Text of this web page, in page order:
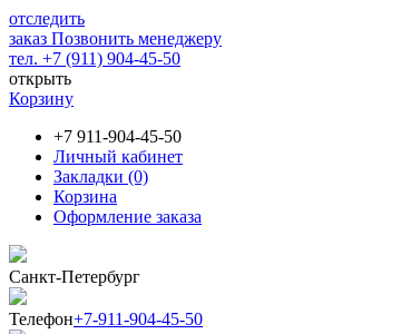
отследить
заказ Позвонить менеджеру
тел. +7 (911) 904-45-50
открыть
Корзину
+7 911-904-45-50
Личный кабинет
Закладки (0)
Корзина
Оформление заказа
Санкт-Петербург
Телефон+7-911-904-45-50